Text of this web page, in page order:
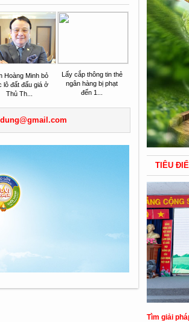
Hoàng Minh bỏ
lô đất đấu giá ở
Thủ Th...
Lấy cắp thông tin thẻ
ngân hàng bị phạt
đến 1...
TIÊU
Tìm giải